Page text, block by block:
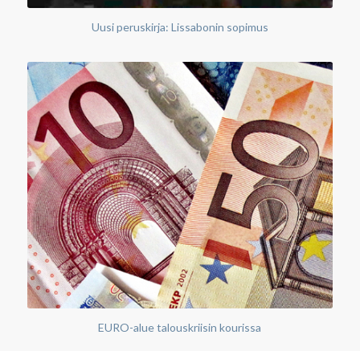
Uusi peruskirja: Lissabonin sopimus
EURO-alue talouskriisin kourissa